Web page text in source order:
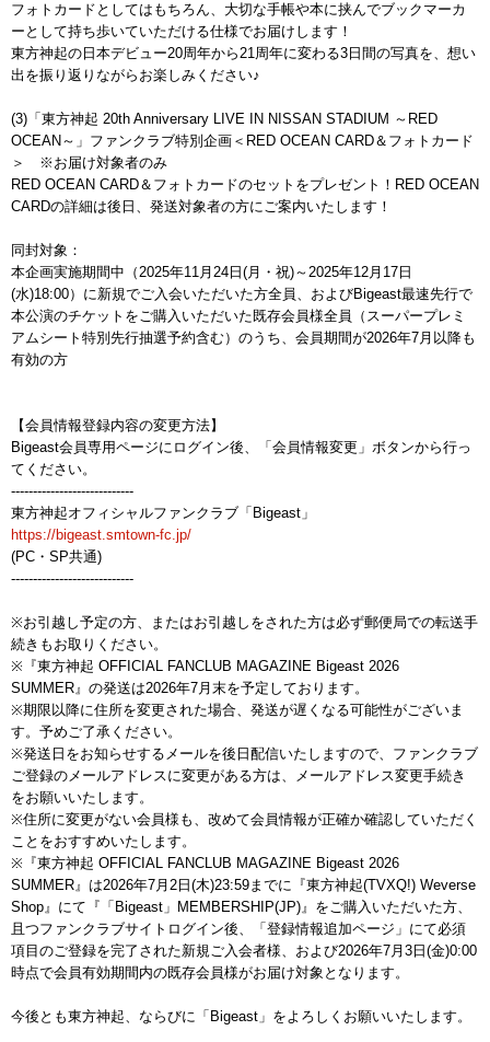
フォトカードとしてはもちろん、大切な手帳や本に挟んでブックマーカ
ーとして持ち歩いていただける仕様でお届けします！
東方神起の日本デビュー20周年から21周年に変わる3日間の写真を、想い
出を振り返りながらお楽しみください♪
(3)「東方神起 20th Anniversary LIVE IN NISSAN STADIUM ～RED
OCEAN～」ファンクラブ特別企画＜RED OCEAN CARD＆フォトカード
＞ ※お届け対象者のみ
RED OCEAN CARD＆フォトカードのセットをプレゼント！RED OCEAN
CARDの詳細は後日、発送対象者の方にご案内いたします！
同封対象：
本企画実施期間中（2025年11月24日(月・祝)～2025年12月17日
(水)18:00）に新規でご入会いただいた方全員、およびBigeast最速先行で
本公演のチケットをご購入いただいた既存会員様全員（スーパープレミ
アムシート特別先行抽選予約含む）のうち、会員期間が2026年7月以降も
有効の方
【会員情報登録内容の変更方法】
Bigeast会員専用ページにログイン後、「会員情報変更」ボタンから行っ
てください。
----------------------------
東方神起オフィシャルファンクラブ「Bigeast」
https://bigeast.smtown-fc.jp/
(PC・SP共通)
----------------------------
※お引越し予定の方、またはお引越しをされた方は必ず郵便局での転送手
続きもお取りください。
※『東方神起 OFFICIAL FANCLUB MAGAZINE Bigeast 2026
SUMMER』の発送は2026年7月末を予定しております。
※期限以降に住所を変更された場合、発送が遅くなる可能性がございま
す。予めご了承ください。
※発送日をお知らせするメールを後日配信いたしますので、ファンクラブ
ご登録のメールアドレスに変更がある方は、メールアドレス変更手続き
をお願いいたします。
※住所に変更がない会員様も、改めて会員情報が正確か確認していただく
ことをおすすめいたします。
※『東方神起 OFFICIAL FANCLUB MAGAZINE Bigeast 2026
SUMMER』は2026年7月2日(木)23:59までに『東方神起(TVXQ!) Weverse
Shop』にて『「Bigeast」MEMBERSHIP(JP)』をご購入いただいた方、
且つファンクラブサイトログイン後、「登録情報追加ページ」にて必須
項目のご登録を完了された新規ご入会者様、および2026年7月3日(金)0:00
時点で会員有効期間内の既存会員様がお届け対象となります。
今後とも東方神起、ならびに「Bigeast」をよろしくお願いいたします。